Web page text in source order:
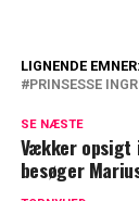
LIGNENDE EMNER:
PRINSESSE
SE NÆSTE
Vækker opsigt
besøger